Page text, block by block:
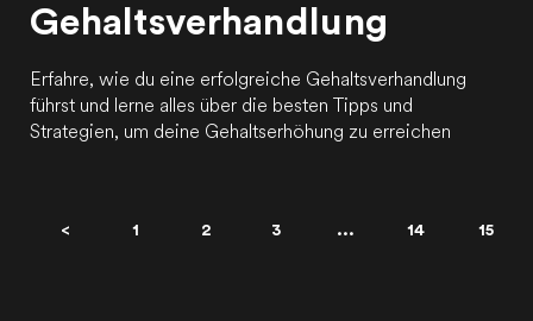
Gehaltsverhandlung
Erfahre, wie du eine erfolgreiche Gehaltsverhandlung
führst und lerne alles über die besten Tipps und
Strategien, um deine Gehaltserhöhung zu erreichen
< 1 2 3 ... 14 15